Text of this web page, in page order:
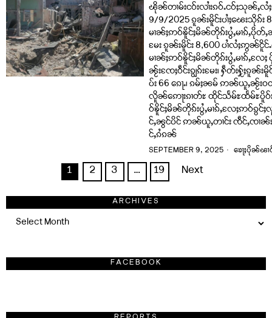
ၽိုၼ်တၢမ်းငဝ်းလၢႆးၵဝ်ႉငဝ်ႈသုၼ်ႇ
9/9/2025 ၵူၼ်းမိူင်းပၢႆႈၽေးသိုၵ်း
မၢၼ်ႈဢဝ်ၶိူင်ႈမိၼ်တိုၵ်းပွႆႇမၢၵ်ႇပိုတ်ႇ
မႄး ၵူၼ်းမိူင်း 8,600 ပၢႆလႆႈဢွၼ်ငိူ
မၢၼ်ႈဢဝ်ၶိူင်ႈမိၼ်တိုၵ်းပွႆႇမၢၵ်ႇလႄ
ၼႂ်းၸႄႈဝဵင်းၵျွၵ်းမႄး၊ ႁဵတ်းႁႂ်ႈၵူၼ်း
ပ်း 66 ၵေႃႉ၊ ၵမ်ႈၼမ် ဢၼ်ယူႇၼႂ်း
လိူၼ်ဢေႃးၵၢတ်ႊ ထိုင်သႅမ်ႊထႅမ်ႊပိူဝ်
ဝ်ၶိူင်ႈမိၼ်တိုၵ်းပွႆႇမၢၵ်ႇလႄႈဢဝ်ၵွ
င်ႇၼွင်ပိင် ဢၼ်ယူႇတၢင်း ၸဵင်ႇၸၢၼ်းဝ
င်ႇၵႆၵၼ်
SEPTEMBER 9, 2025 ၶေႃႈပိုၼ်ၽၢ
1 2 3 … 19 Next
ARCHIVES
Archives
FACEBOOK